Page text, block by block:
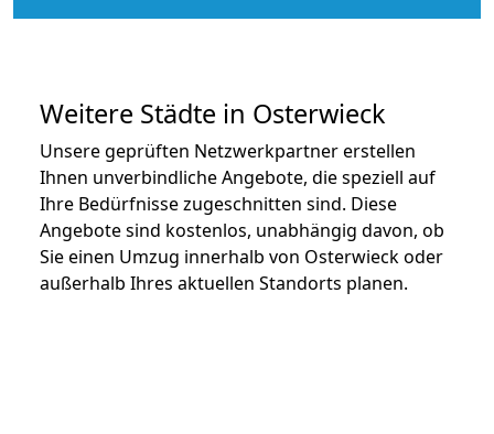
Weitere Städte in Osterwieck
Unsere geprüften Netzwerkpartner erstellen
Ihnen unverbindliche Angebote, die speziell auf
Ihre Bedürfnisse zugeschnitten sind. Diese
Angebote sind kostenlos, unabhängig davon, ob
Sie einen Umzug innerhalb von Osterwieck oder
außerhalb Ihres aktuellen Standorts planen.